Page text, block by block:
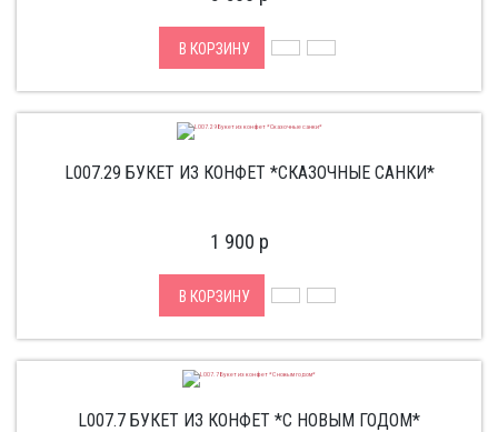
В КОРЗИНУ
L007.29 БУКЕТ ИЗ КОНФЕТ *СКАЗОЧНЫЕ САНКИ*
1 900 p
В КОРЗИНУ
L007.7 БУКЕТ ИЗ КОНФЕТ *С НОВЫМ ГОДОМ*